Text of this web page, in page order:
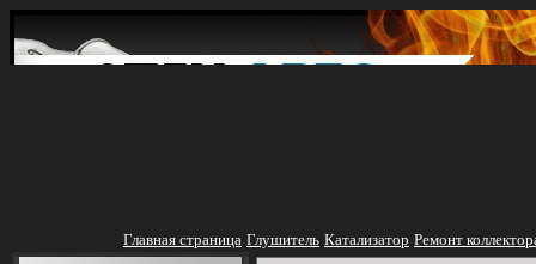
Главная страница Глушитель Катализатор Ремонт